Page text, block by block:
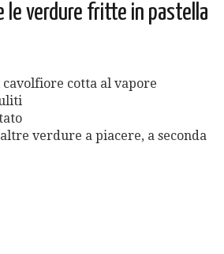
le verdure fritte in pastella
cotta al vapore
verdure a piacere, a seconda